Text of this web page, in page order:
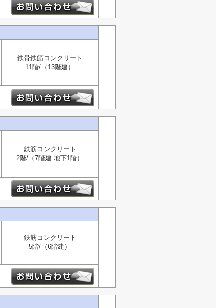
鉄骨鉄筋コンクリート
11階/（13階建）
鉄筋コンクリート
2階/（7階建 地下1階）
鉄筋コンクリート
5階/（6階建）